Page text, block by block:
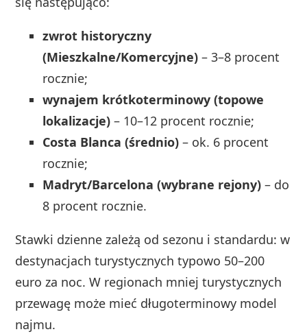
zwrot historyczny
(Mieszkalne/Komercyjne) – 3–8 procent
rocznie;
wynajem krótkoterminowy (topowe
lokalizacje) – 10–12 procent rocznie;
Costa Blanca (średnio) – ok. 6 procent
rocznie;
Madryt/Barcelona (wybrane rejony) – do
8 procent rocznie.
Stawki dzienne zależą od sezonu i standardu: w
destynacjach turystycznych typowo 50–200
euro za noc. W regionach mniej turystycznych
przewagę może mieć długoterminowy model
najmu.